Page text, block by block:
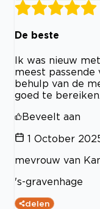
De beste
Ik was nieuw
meest
behulp van de
goed te bereiken.
Beveelt aan
1 October
mevrouw van
's-gravenhage
delen